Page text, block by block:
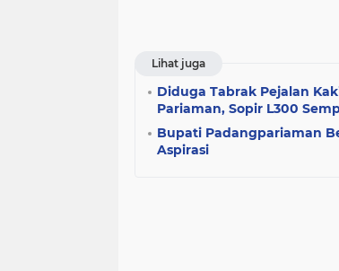
Lihat juga
Diduga Tabrak Pejalan
Pariaman, Sopir L300
Bupati Padangpariaman
Aspirasi